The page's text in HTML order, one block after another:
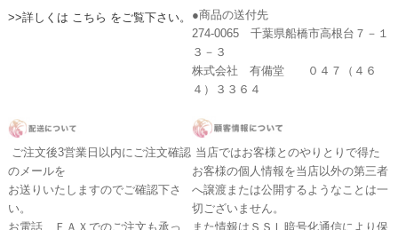
>>詳しくは こちら をご覧下さい。
●商品の送付先
274-0065 千葉県船橋市高根台７－１
３－３
株式会社 有備堂 ０４７（４６
４）３３６４
ご注文後3営業日以内にご注文確認
のメールを
お送りいたしますのでご確認下さ
い。
お電話、ＦＡＸでのご注文も承っ
当店ではお客様とのやりとりで得た
お客様の個人情報を当店以外の第三者
へ譲渡または公開するようなことは一
切ございません。
また情報はＳＳＬ暗号化通信により保